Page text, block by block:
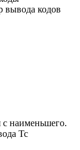
вывода кодов
с наименьшего.
Тс